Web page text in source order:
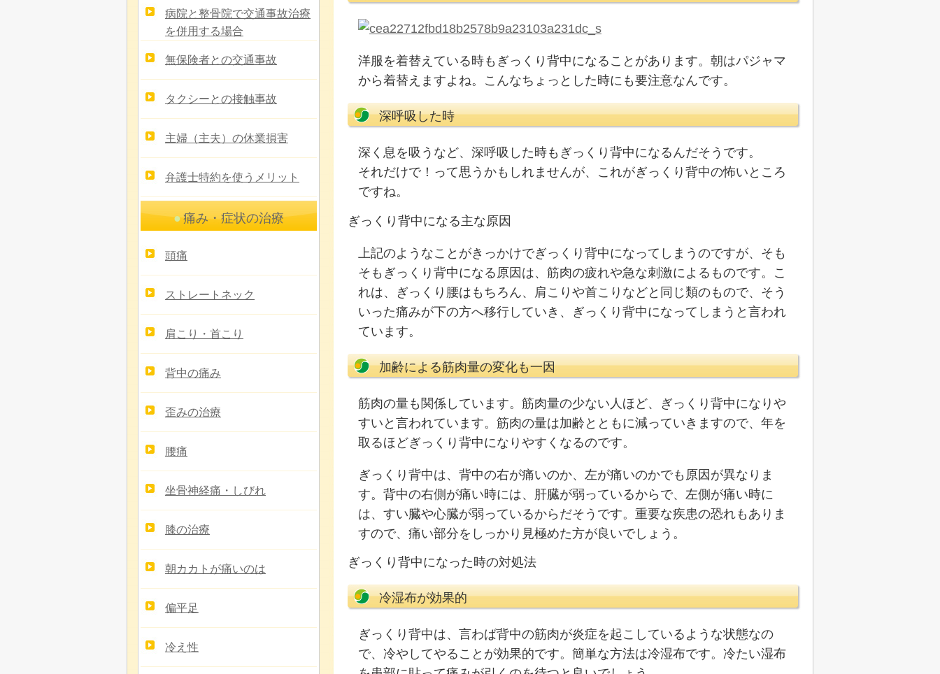
洋服を着替えている時もぎっくり背中になることがあります。朝はパジャマ
から着替えますよね。こんなちょっとした時にも要注意なんです。
深呼吸した時
深く息を吸うなど、深呼吸した時もぎっくり背中になるんだそうです。
それだけで！って思うかもしれませんが、これがぎっくり背中の怖いところ
ですね。
ぎっくり背中になる主な原因
上記のようなことがきっかけでぎっくり背中になってしまうのですが、そも
そもぎっくり背中になる原因は、筋肉の疲れや急な刺激によるものです。こ
れは、ぎっくり腰はもちろん、肩こりや首こりなどと同じ類のもので、そう
いった痛みが下の方へ移行していき、ぎっくり背中になってしまうと言われ
ています。
加齢による筋肉量の変化も一因
筋肉の量も関係しています。筋肉量の少ない人ほど、ぎっくり背中になりや
すいと言われています。筋肉の量は加齢とともに減っていきますので、年を
取るほどぎっくり背中になりやすくなるのです。
ぎっくり背中は、背中の右が痛いのか、左が痛いのかでも原因が異なりま
す。背中の右側が痛い時には、肝臓が弱っているからで、左側が痛い時に
は、すい臓や心臓が弱っているからだそうです。重要な疾患の恐れもありま
すので、痛い部分をしっかり見極めた方が良いでしょう。
ぎっくり背中になった時の対処法
冷湿布が効果的
ぎっくり背中は、言わば背中の筋肉が炎症を起こしているような状態なの
で、冷やしてやることが効果的です。簡単な方法は冷湿布です。冷たい湿布
病院と整骨院で交通事故治療
を併用する場合
無保険者との交通事故
タクシーとの接触事故
主婦（主夫）の休業損害
弁護士特約を使うメリット
痛み・症状の治療
頭痛
ストレートネック
肩こり・首こり
背中の痛み
歪みの治療
腰痛
坐骨神経痛・しびれ
膝の治療
朝カカトが痛いのは
偏平足
冷え性